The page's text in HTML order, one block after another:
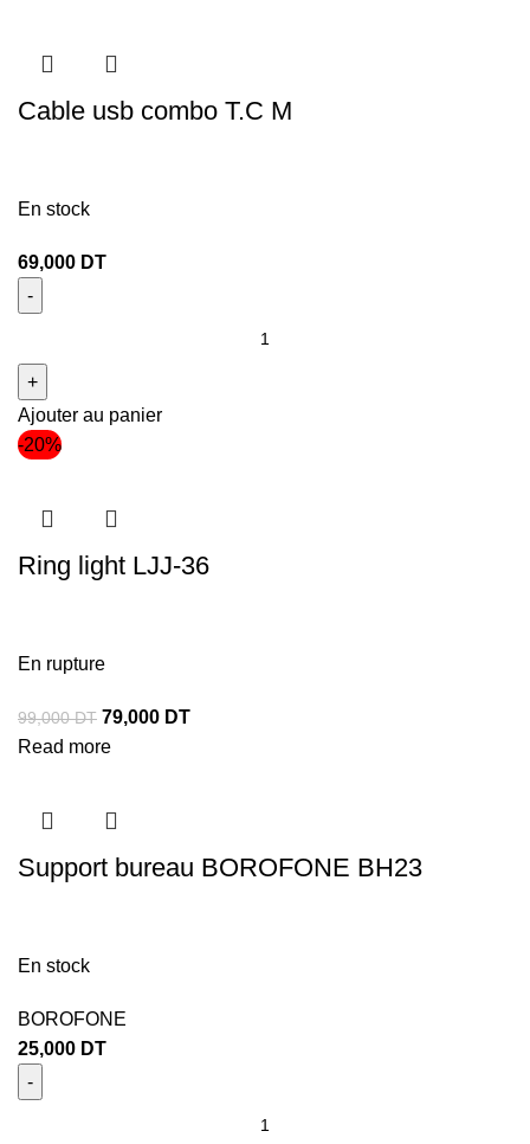
Cable usb combo T.C M
En stock
69,000 DT
Ajouter au panier
-20%
Ring light LJJ-36
En rupture
99,000DT 79,000 DT
Read more
Support bureau BOROFONE BH23
En stock
BOROFONE
25,000 DT